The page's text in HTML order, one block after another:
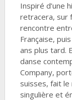
Inspiré d’une
retracera, sur
rencontre
Française,
ans plus tard.
danse
Company,
suisses, fait
singulière et